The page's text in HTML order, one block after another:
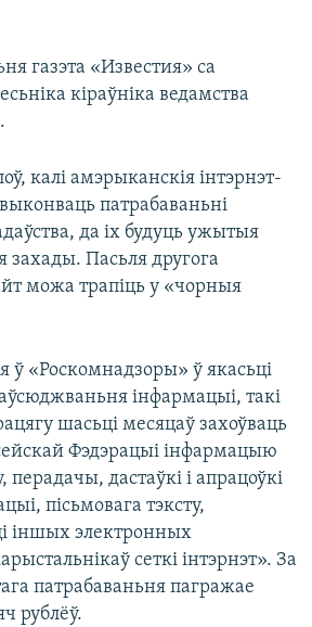
газэта «Известия» са
кіраўніка ведамства
.
калі амэрыканскія інтэрнэт-
патрабаваньні
да іх будуць ужытыя
захады. Пасьля другога
можа трапіць у «чорныя
ў «Роскомнадзоры» ў якасьці
інфармацыі, такі
шасьці месяцаў захоўваць
Фэдэрацыі інфармацыю
дастаўкі і апрацоўкі
пісьмовага тэксту,
іншых электронных
сеткі інтэрнэт». За
патрабаваньня пагражае
рублёў.